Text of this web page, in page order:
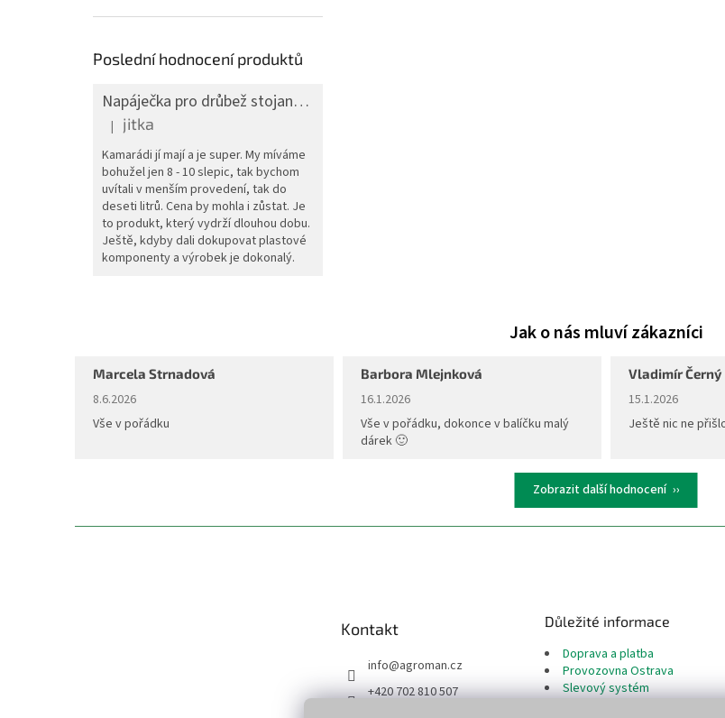
Poslední hodnocení produktů
Napáječka pro drůbež stojanová barelová, pozink, 30 l
Hodnocení produktu je 5 z 5 hvězdiček.
| jitka
Kamarádi jí mají a je super. My míváme
bohužel jen 8 - 10 slepic, tak bychom
uvítali v menším provedení, tak do
deseti litrů. Cena by mohla i zůstat. Je
to produkt, který vydrží dlouhou dobu.
Ještě, kdyby dali dokupovat plastové
komponenty a výrobek je dokonalý.
Marcela Strnadová
Hodnocení obchodu je 5 z 5 hvězdiček.
8.6.2026
Vše v pořádku
Barbora Mlejnková
Hodnocení obchodu je 5 z 5 hvězdiček.
16.1.2026
Vše v pořádku, dokonce v balíčku malý
dárek 🙂
Vladimír Černý
Hodnocení
15.1.2026
Ještě nic ne
Zobrazit další hodnocení
Kontakt
info@agroman.cz
+420 702 810 507
Důležité informace
Doprava a platba
Provozovna Ostrava
Slevový systém